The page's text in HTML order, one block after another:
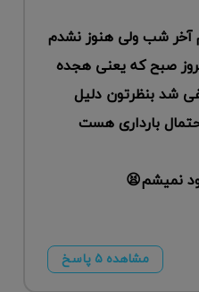
آخر شب ولی هنوز نشدم
صبح که یعنی هجده
شد بنظرتون دلیل
بارداری هست
نمیشم😫
مشاهده ۵ پاسخ